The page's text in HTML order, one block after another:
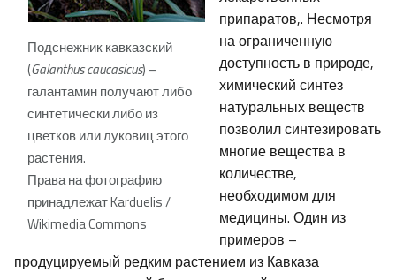
Подснежник кавказский
(Galanthus caucasicus) –
галантамин получают либо
синтетически либо из
цветков или луковиц этого
растения.
Права на фотографию
принадлежат Karduelis /
Wikimedia Commons
припаратов,. Несмотря
на ограниченную
доступность в природе,
химический синтез
натуральных веществ
позволил синтезировать
многие вещества в
количестве,
необходимом для
медицины. Один из
примеров –
продуцируемый редким растением из Кавказа